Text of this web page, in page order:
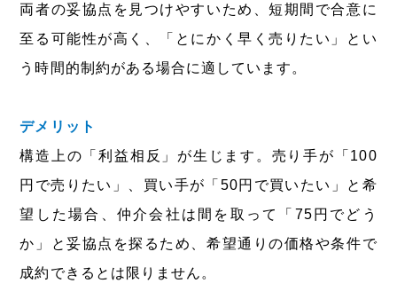
両者の妥協点を見つけやすいため、短期間で合意に
至る可能性が高く、「とにかく早く売りたい」とい
う時間的制約がある場合に適しています。
デメリット
構造上の「利益相反」が生じます。売り手が「100
円で売りたい」、買い手が「50円で買いたい」と希
望した場合、仲介会社は間を取って「75円でどう
か」と妥協点を探るため、希望通りの価格や条件で
成約できるとは限りません。